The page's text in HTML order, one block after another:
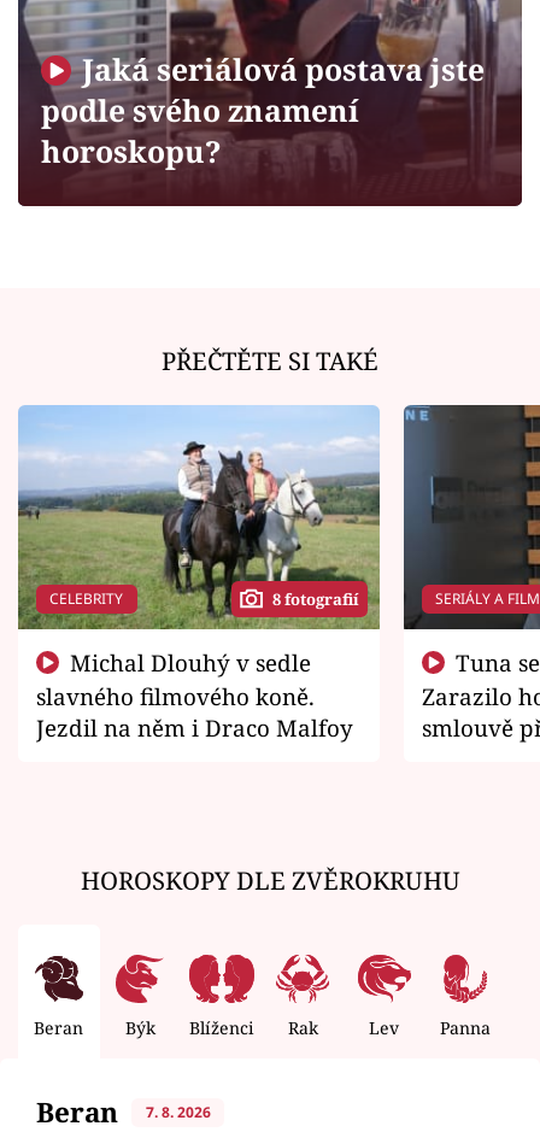
Sledujte prima+
Filmový festival Karlovy Vary
Sledujte nás
Jaká seriálová postava jste
podle svého znamení
horoskopu?
PŘEČTĚTE SI TAKÉ
CELEBRITY 8 fotografií
slavného filmového koně.
Jezdil na něm i Draco Malfoy
SERIÁLY A
Zarazilo
smlouvě
HOROSKOPY DLE ZVĚROKRUHU
Beran Býk Blíženci Rak Lev Panna
Beran 7. 8. 2026